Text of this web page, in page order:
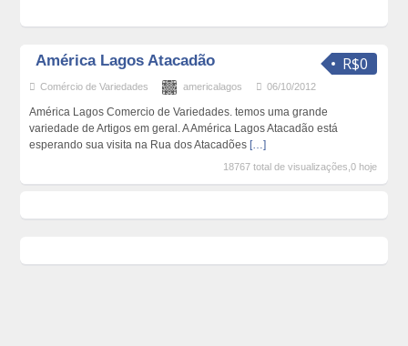
R$0
América Lagos Atacadão
Comércio de Variedades americalagos 06/10/2012
América Lagos Comercio de Variedades. temos uma grande
variedade de Artigos em geral. A América Lagos Atacadão está
esperando sua visita na Rua dos Atacadões […]
18767 total de visualizações,0 hoje